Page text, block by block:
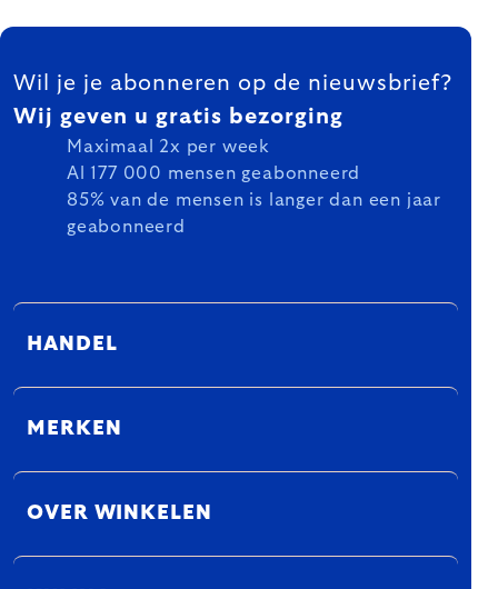
FOOTER
Wil je je abonneren op de nieuwsbrief?
Wij geven u gratis bezorging
Maximaal 2x per week
Al 177 000 mensen geabonneerd
85% van de mensen is langer dan een jaar
geabonneerd
HANDEL
MERKEN
OVER WINKELEN